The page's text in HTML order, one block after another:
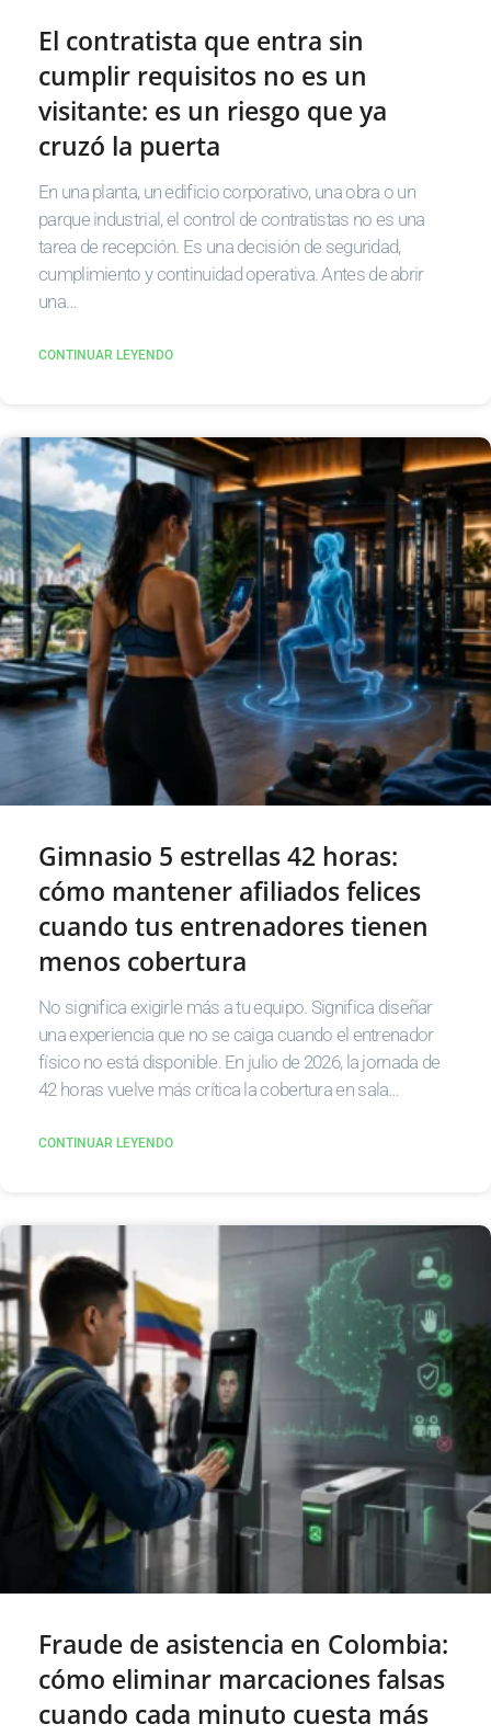
El contratista que entra sin
cumplir requisitos no es un
visitante: es un riesgo que ya
cruzó la puerta
En una planta, un edificio corporativo, una obra o un
parque industrial, el control de contratistas no es una
tarea de recepción. Es una decisión de seguridad,
cumplimiento y continuidad operativa. Antes de abrir
una…
CONTINUAR LEYENDO
Gimnasio 5 estrellas 42 horas:
cómo mantener afiliados felices
cuando tus entrenadores tienen
menos cobertura
No significa exigirle más a tu equipo. Significa diseñar
una experiencia que no se caiga cuando el entrenador
físico no está disponible. En julio de 2026, la jornada de
42 horas vuelve más crítica la cobertura en sala…
CONTINUAR LEYENDO
Fraude de asistencia en Colombia:
cómo eliminar marcaciones falsas
cuando cada minuto cuesta más